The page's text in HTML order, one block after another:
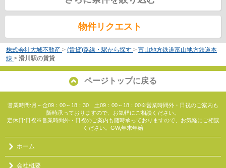
物件リクエスト
株式会社大城不動産 > (賃貸)路線・駅から探す > 富山地方鉄道富山地方鉄道本
線 > 滑川駅の賃貸
ページトップに戻る
営業時間:月～金09：00～18：30 土09：00～18：00※営業時間外・日祝のご案内も
随時承っておりますので、お気軽にご相談ください。
定休日:日祝※営業時間外・日祝のご案内も随時承っておりますので、お気軽にご相談
ください。GW,年末年始
ホーム
会社概要